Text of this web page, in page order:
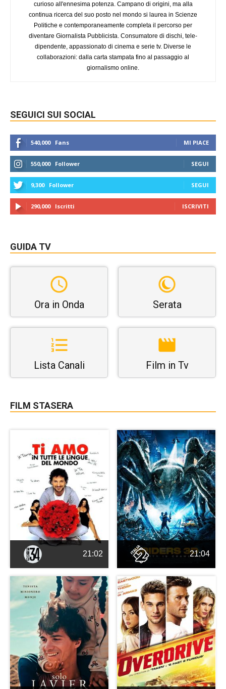
curioso all'ennesima potenza. Campano di origini, ma alla
continua ricerca del suo posto nel mondo si laurea in Scienze
Politiche e contemporaneamente completa il percorso per
diventare Giornalista Pubblicista. Consumatore di dischi, tele-
dipendente, appassionato di cinema e serie tv. Diverse le
collaborazioni: dalla carta stampata fino al passaggio al
giornalismo online.
SEGUICI SUI SOCIAL
540,000 Fans MI PIACE
550,000 Follower SEGUI
9,300 Follower SEGUI
290,000 Iscritti ISCRIVITI
GUIDA TV
Ora in Onda Serata
Lista Canali Film in Tv
FILM STASERA
21:02 21:04